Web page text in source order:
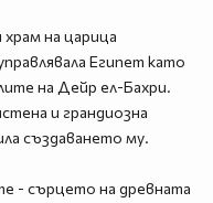
на царица
Египет като
на Дейр ел-Бахри.
и грандиозна
създаването му.
- сърцето на древната